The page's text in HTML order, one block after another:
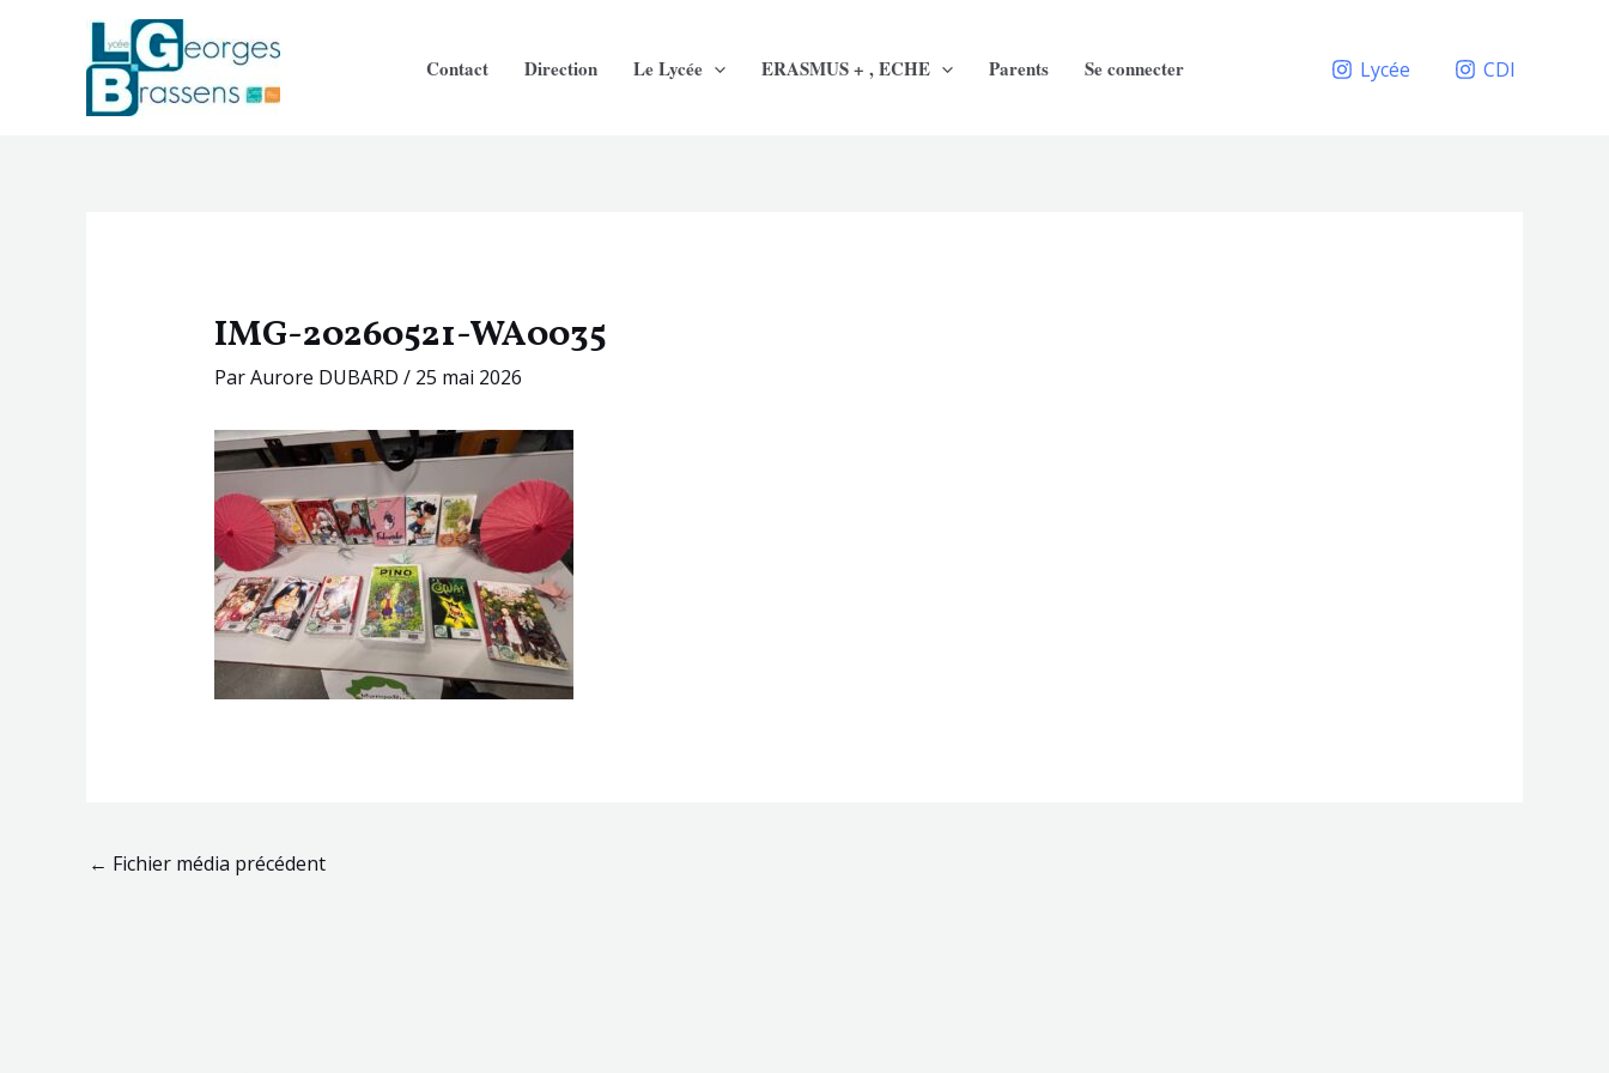
Contact Direction Le Lycée ERASMUS + , ECHE Parents Se connecter Lycée CDI
IMG-20260521-WA0035
ParAurore DUBARD / 25 mai 2026
Navigation
des
articles
← Fichier média précédent